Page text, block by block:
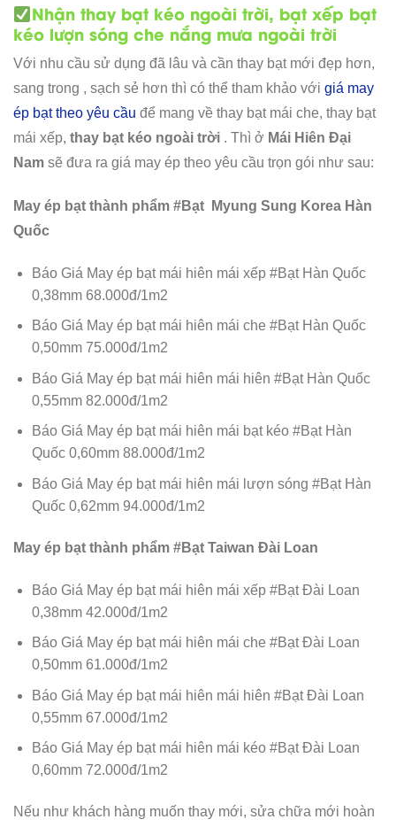
Nhận thay bạt kéo ngoài trời, bạt xếp bạt
kéo lượn sóng che nắng mưa ngoài trời
Với nhu cầu sử dụng đã lâu và cần thay bạt mới đẹp hơn,
sang trong , sạch sẻ hơn thì có thể tham khảo với giá may
ép bạt theo yêu cầu để mang về thay bạt mái che, thay bạt
mái xếp, thay bạt kéo ngoài trời . Thì ở Mái Hiên Đại
Nam sẽ đưa ra giá may ép theo yêu cầu trọn gói như sau:
May ép bạt thành phẩm #Bạt Myung Sung Korea Hàn
Quốc
Báo Giá May ép bạt mái hiên mái xếp #Bạt Hàn Quốc
0,38mm 68.000đ/1m2
Báo Giá May ép bạt mái hiên mái che #Bạt Hàn Quốc
0,50mm 75.000đ/1m2
Báo Giá May ép bạt mái hiên mái hiên #Bạt Hàn Quốc
0,55mm 82.000đ/1m2
Báo Giá May ép bạt mái hiên mái bạt kéo #Bạt Hàn
Quốc 0,60mm 88.000đ/1m2
Báo Giá May ép bạt mái hiên mái lượn sóng #Bạt Hàn
Quốc 0,62mm 94.000đ/1m2
May ép bạt thành phẩm #Bạt Taiwan Đài Loan
Báo Giá May ép bạt mái hiên mái xếp #Bạt Đài Loan
0,38mm 42.000đ/1m2
Báo Giá May ép bạt mái hiên mái che #Bạt Đài Loan
0,50mm 61.000đ/1m2
Báo Giá May ép bạt mái hiên mái hiên #Bạt Đài Loan
0,55mm 67.000đ/1m2
Báo Giá May ép bạt mái hiên mái kéo #Bạt Đài Loan
0,60mm 72.000đ/1m2
Nếu như khách hàng muốn thay mới, sửa chữa mới hoàn